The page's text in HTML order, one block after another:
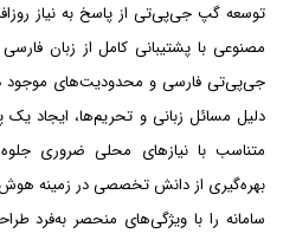
توسعه گپ جی‌پی‌تی از پاسخ به نیاز
مصنوعی با پشتیبانی کامل از زبان
جی‌پی‌تی فارسی و محدودیت‌های موجود
دلیل مسائل زبانی و تحریم‌ها، ایجاد یک
متناسب با نیازهای محلی ضروری
بهره‌گیری از دانش تخصصی در زمینه
سامانه را با ویژگی‌های منحصر به‌فرد